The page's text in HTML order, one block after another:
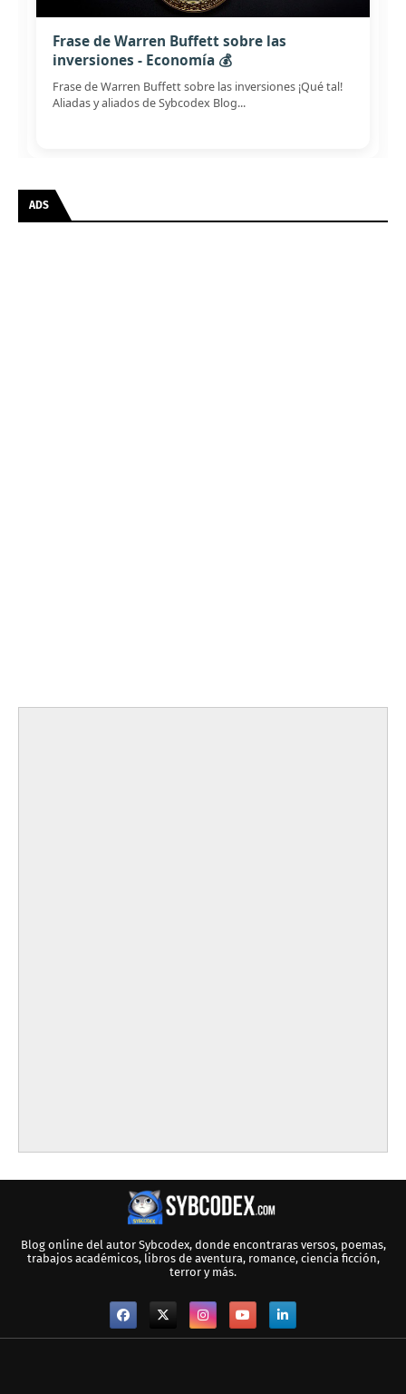
Frase de Warren Buffett sobre las
inversiones - Economía 💰
Frase de Warren Buffett sobre las inversiones ¡Qué tal!
Aliadas y aliados de Sybcodex Blog...
ADS
Blog online del autor Sybcodex, donde encontraras versos, poemas,
trabajos académicos, libros de aventura, romance, ciencia ficción,
terror y más.